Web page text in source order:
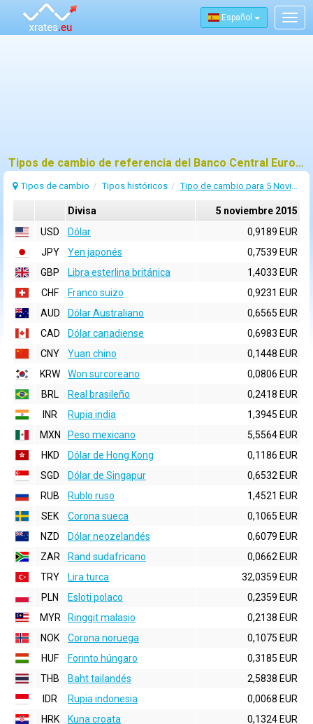
Español
Tipos de cambio de referencia del Banco Central Europeo (BCE) para 5 noviembre 2015
Tipos de cambio Tipos históricos Tipo de cambio para 5 Noviembre 2015
Divisa
5 noviembre 2015
USD
Dólar
0,9189 EUR
JPY
Yen japonés
0,7539 EUR
GBP
Libra esterlina británica
1,4033 EUR
CHF
Franco suizo
0,9231 EUR
AUD
Dólar Australiano
0,6565 EUR
CAD
Dólar canadiense
0,6983 EUR
CNY
Yuan chino
0,1448 EUR
KRW
Won surcoreano
0,0806 EUR
BRL
Real brasileño
0,2418 EUR
INR
Rupia india
1,3945 EUR
MXN
Peso mexicano
5,5564 EUR
HKD
Dólar de Hong Kong
0,1186 EUR
SGD
Dólar de Singapur
0,6532 EUR
RUB
Rublo ruso
1,4521 EUR
SEK
Corona sueca
0,1065 EUR
NZD
Dólar neozelandés
0,6079 EUR
ZAR
Rand sudafricano
0,0662 EUR
TRY
Lira turca
32,0359 EUR
PLN
Esloti polaco
0,2359 EUR
MYR
Ringgit malasio
0,2138 EUR
NOK
Corona noruega
0,1075 EUR
HUF
Forinto húngaro
0,3185 EUR
THB
Baht tailandés
2,5838 EUR
IDR
Rupia indonesia
0,0068 EUR
HRK
Kuna croata
0,1324 EUR